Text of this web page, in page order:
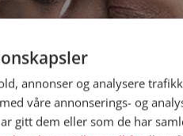
Jeg er en:
annonser og analysere
våre annonserings- og
gitt dem eller som de har